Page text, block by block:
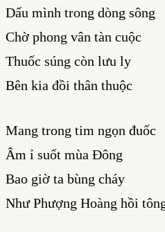
Dấu mình trong dòng sông
Chờ phong vân tàn cuộc
Thuốc súng còn lưu ly
Bên kia đồi thân thuộc
Mang trong tim ngọn đuốc
Âm ỉ suốt mùa Đông
Bao giờ ta bùng cháy
Như Phượng Hoàng hồi